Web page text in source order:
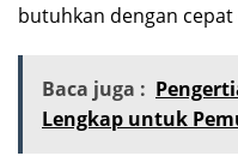
butuhkan dengan
Baca juga :
Lengkap untuk